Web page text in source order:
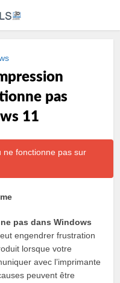
pas
11
pas dans Windows
engendrer frustration
lorsque votre
avec l’imprimante
peuvent être